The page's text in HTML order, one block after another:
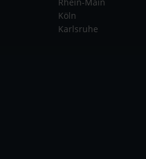
Köln
Karlsruhe